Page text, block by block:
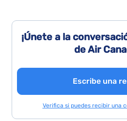
¡Únete a la
de Air
Escribe una
Verifica si puedes recibir una